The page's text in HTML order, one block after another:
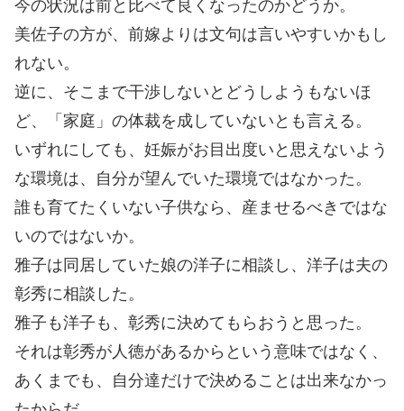
今の状況は前と比べて良くなったのかどうか。
美佐子の方が、前嫁よりは文句は言いやすいかもし
れない。
逆に、そこまで干渉しないとどうしようもないほ
ど、「家庭」の体裁を成していないとも言える。
いずれにしても、妊娠がお目出度いと思えないよう
な環境は、自分が望んでいた環境ではなかった。
誰も育てたくいない子供なら、産ませるべきではな
いのではないか。
雅子は同居していた娘の洋子に相談し、洋子は夫の
彰秀に相談した。
雅子も洋子も、彰秀に決めてもらおうと思った。
それは彰秀が人徳があるからという意味ではなく、
あくまでも、自分達だけで決めることは出来なかっ